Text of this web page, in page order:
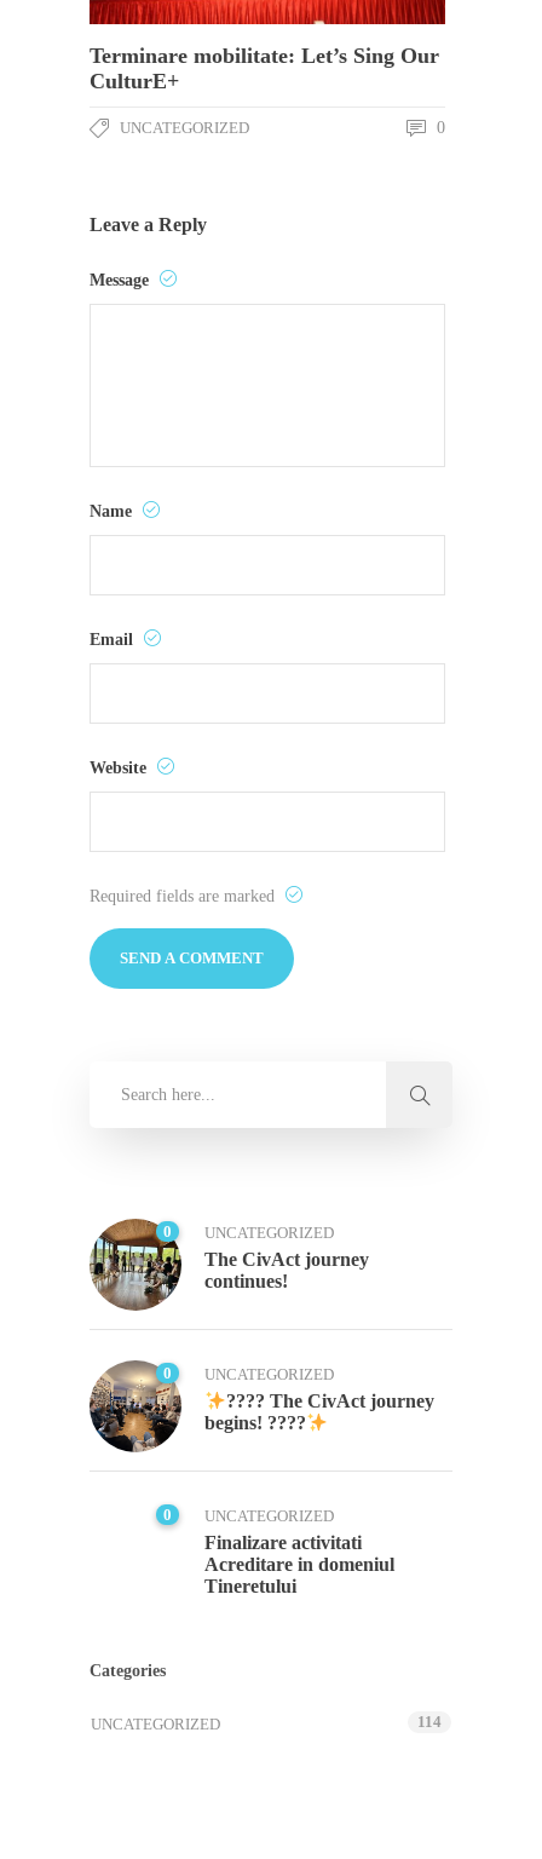
Terminare mobilitate: Let’s Sing Our
CulturE+
UNCATEGORIZED 0
Leave a Reply
Message
Name
Email
Website
Required fields are marked
0 UNCATEGORIZED
The CivAct journey
continues!
0 UNCATEGORIZED
???? The CivAct journey
begins! ????
0 UNCATEGORIZED
Finalizare activitati
Acreditare in domeniul
Tineretului
Categories
UNCATEGORIZED 114